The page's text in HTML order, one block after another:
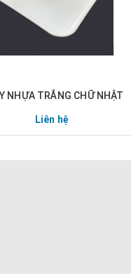
NHỰA TRẮNG CHỮ NHẬT
Liên hệ